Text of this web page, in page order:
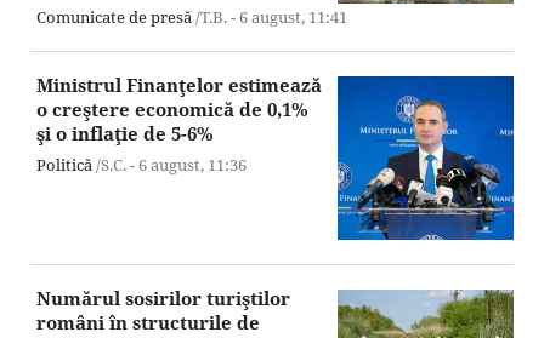
Comunicate de presă/T.B. -6 august, 11:41
Ministrul Finanţelor estimează
o creştere economică de 0,1%
şi o inflaţie de 5-6%
Politică/S.C. -6 august, 11:36
Numărul sosirilor turiştilor
români în structurile de